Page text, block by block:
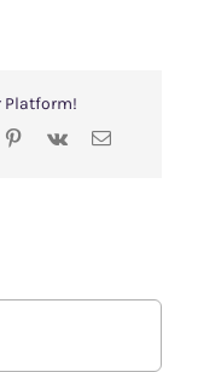
Platform!
Pinterest
Vk Email